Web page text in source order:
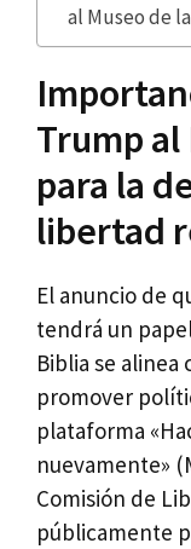
al Museo de
Trump al
para la
libertad
El anuncio de
tendrá un
Biblia se alinea
promover
plataforma
nuevamente»
Comisión de
públicamente